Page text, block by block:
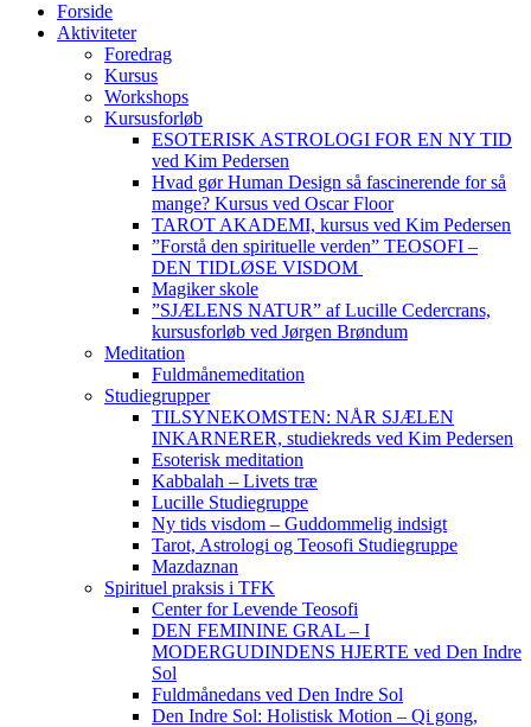
Forside
Aktiviteter
Foredrag
Kursus
Workshops
Kursusforløb
ESOTERISK ASTROLOGI FOR EN NY TID
ved Kim Pedersen
Hvad gør Human Design så fascinerende for så
mange? Kursus ved Oscar Floor
TAROT AKADEMI, kursus ved Kim Pedersen
”Forstå den spirituelle verden” TEOSOFI –
DEN TIDLØSE VISDOM
Magiker skole
”SJÆLENS NATUR” af Lucille Cedercrans,
kursusforløb ved Jørgen Brøndum
Meditation
Fuldmånemeditation
Studiegrupper
TILSYNEKOMSTEN: NÅR SJÆLEN
INKARNERER, studiekreds ved Kim Pedersen
Esoterisk meditation
Kabbalah – Livets træ
Lucille Studiegruppe
Ny tids visdom – Guddommelig indsigt
Tarot, Astrologi og Teosofi Studiegruppe
Mazdaznan
Spirituel praksis i TFK
Center for Levende Teosofi
DEN FEMININE GRAL – I
MODERGUDINDENS HJERTE ved Den Indre
Sol
Fuldmånedans ved Den Indre Sol
Den Indre Sol: Holistisk Motion – Qi gong,